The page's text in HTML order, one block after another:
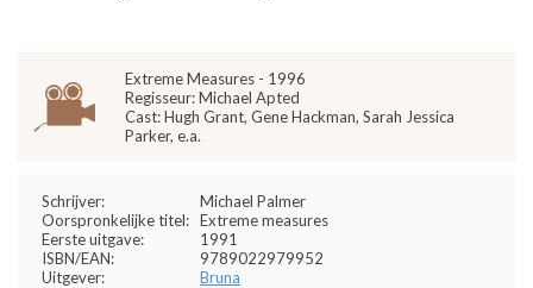
Extreme Measures - 1996
Regisseur: Michael Apted
Cast: Hugh Grant, Gene Hackman, Sarah Jessica
Parker, e.a.
Schrijver:
Michael Palmer
Oorspronkelijke titel: Extreme measures
Eerste uitgave:
1991
ISBN/EAN:
9789022979952
Uitgever:
Bruna